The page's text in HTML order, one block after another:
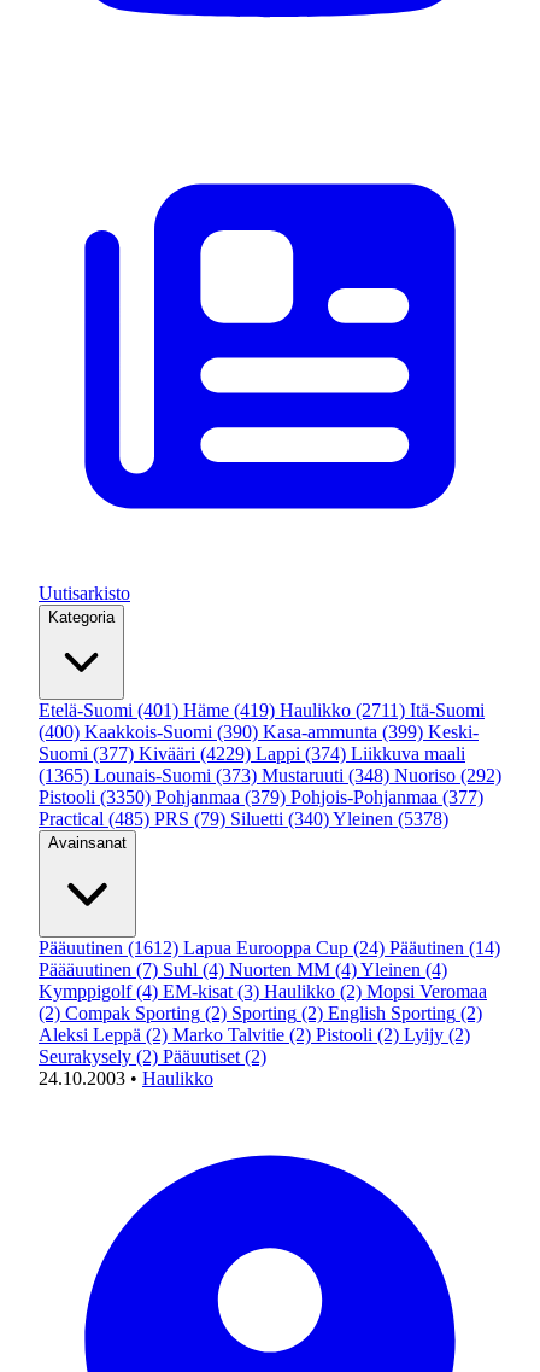
Uutisarkisto
Kategoria
Etelä-Suomi (401) Häme (419) Haulikko (2711) Itä-Suomi
(400) Kaakkois-Suomi (390) Kasa-ammunta (399) Keski-
Suomi (377) Kivääri (4229) Lappi (374) Liikkuva maali
(1365) Lounais-Suomi (373) Mustaruuti (348) Nuoriso (292)
Pistooli (3350) Pohjanmaa (379) Pohjois-Pohjanmaa (377)
Practical (485) PRS (79) Siluetti (340)Yleinen (5378)
Avainsanat
Pääuutinen (1612) Lapua Eurooppa Cup (24) Pääutinen (14)
Päääuutinen (7) Suhl (4) Nuorten MM (4)Yleinen (4)
Kymppigolf (4) EM-kisat (3) Haulikko (2) Mopsi Veromaa
(2) Compak Sporting (2) Sporting (2) English Sporting (2)
Aleksi Leppä (2) Marko Talvitie (2) Pistooli (2) Lyijy (2)
Seurakysely (2) Pääuutiset (2)
24.10.2003 • Haulikko